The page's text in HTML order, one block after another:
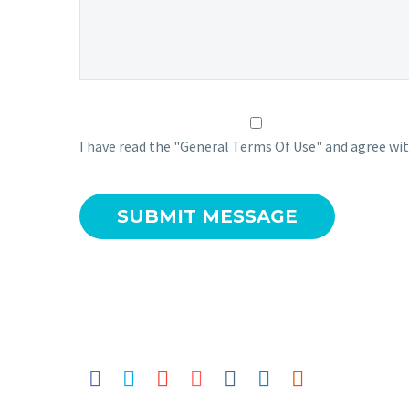
I have read the "General Terms Of Use" and agree